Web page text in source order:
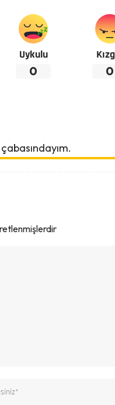
Uykulu
0 0